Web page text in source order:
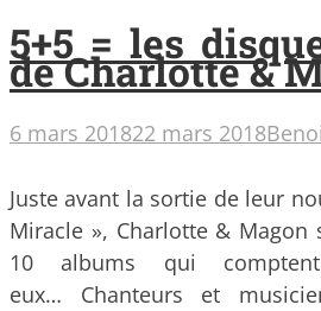
5+5 = les
de Charlotte &
6 mars 201822 mars 2018
Juste avant la sortie de leur
Miracle », Charlotte & Magon
10 albums qui
eux… Chanteurs et